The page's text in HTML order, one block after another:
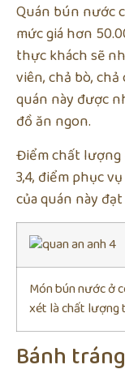
Quán bún nước
mức giá hơn
thực khách sẽ
viên, chả bò,
quán này được
đồ ăn ngon.
Điểm chất lượng
3,4, điểm phục
của quán này đạt
Món bún nước ở
xét là chất lượng
Bánh